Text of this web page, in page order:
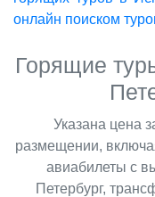
онлайн поиском
Горящие
Указана цена
размещении,
авиабилеты с
Петербург,